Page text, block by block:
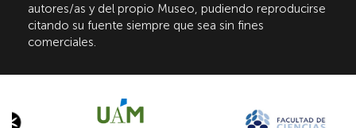
autores/as y del propio Museo, pudiendo reproducirse
citando su fuente siempre que sea sin fines
comerciales.